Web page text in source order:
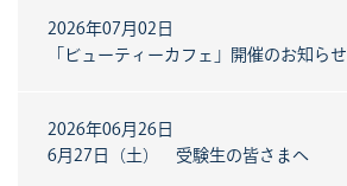
2026年07月02日
「ビューティーカフェ」開催のお知らせ
2026年06月26日
6月27日（土） 受験生の皆さまへ